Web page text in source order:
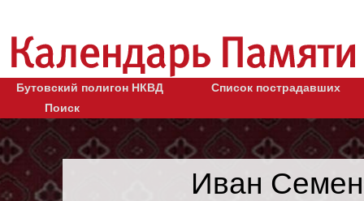
Бутовский полигон НКВД
Список пострадавших
Поиск
Иван